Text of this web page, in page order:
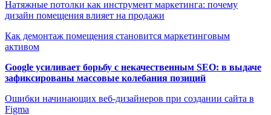
Натяжные потолки как инструмент маркетинга: почему
дизайн помещения влияет на продажи
Как демонтаж помещения становится маркетинговым
активом
Google усиливает борьбу с некачественным SEO: в выдаче
зафиксированы массовые колебания позиций
Ошибки начинающих веб-дизайнеров при создании сайта в
Figma